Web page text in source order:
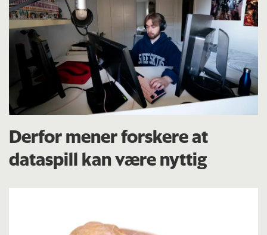
Derfor mener forskere at
dataspill kan være nyttig